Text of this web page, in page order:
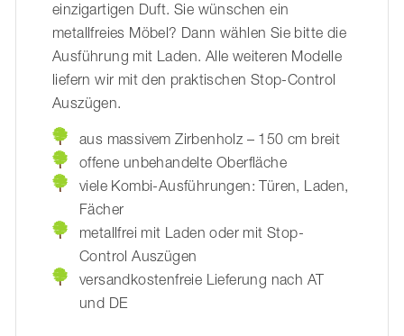
einzigartigen Duft. Sie wünschen ein
metallfreies Möbel? Dann wählen Sie bitte die
Ausführung mit Laden. Alle weiteren Modelle
liefern wir mit den praktischen Stop-Control
Auszügen.
aus massivem Zirbenholz – 150 cm breit
offene unbehandelte Oberfläche
viele Kombi-Ausführungen: Türen, Laden,
Fächer
metallfrei mit Laden oder mit Stop-
Control Auszügen
versandkostenfreie Lieferung nach AT
und DE